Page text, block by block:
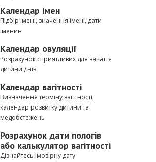
Календар імен
Підбір імені, значення імені, дати
іменин
Календар овуляції
Розрахунок сприятливих для зачаття
дитини днів
Календар вагітності
Визначення терміну вагітності,
календар розвитку дитини та
медобстежень
Розрахунок дати пологів
або калькулятор вагітності
Дізнайтесь імовірну дату